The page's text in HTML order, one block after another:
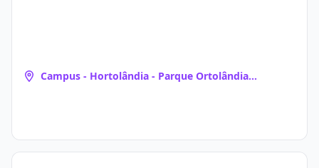
Campus - Hortolândia - Parque Ortolândia